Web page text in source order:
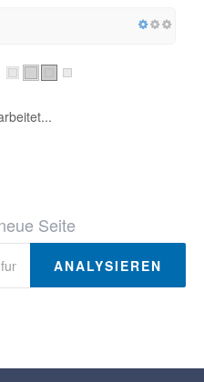
Seite
ANALYSIEREN